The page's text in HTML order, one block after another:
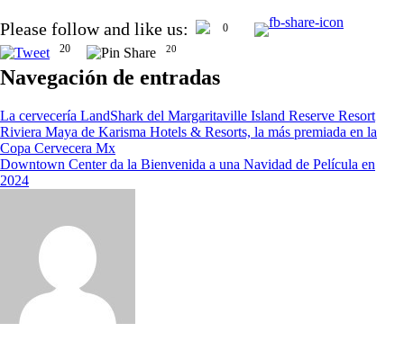
Please follow and like us:
0
20
20
Navegación de entradas
La cervecería LandShark del Margaritaville Island Reserve Resort
Riviera Maya de Karisma Hotels & Resorts, la más premiada en la
Copa Cervecera Mx
Downtown Center da la Bienvenida a una Navidad de Película en
2024